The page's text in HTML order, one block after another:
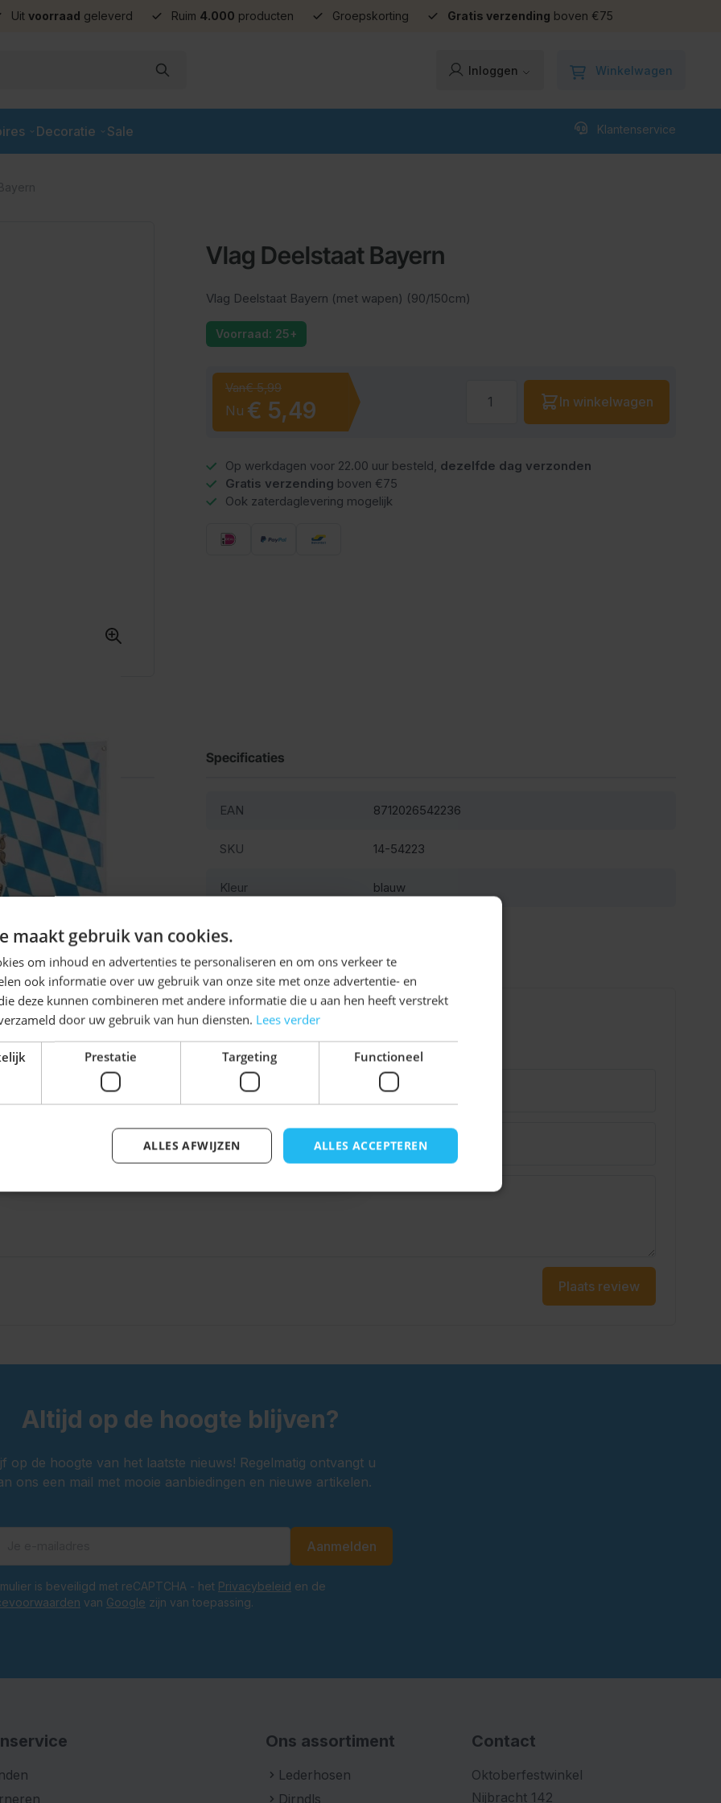
Uit voorraad geleverd Ruim 4.000 producten Groepskorting Gratis verzending boven €75
Inloggen Winkelwagen
Decoratie Sale Klantenservice
Vlag Deelstaat Bayern
Vlag Deelstaat Bayern (met wapen) (90/150cm)
Voorraad: 25+
Van€ 5,99
Nu € 5,49
In winkelwagen
Op werkdagen voor 22.00 uur besteld, dezelfde dag verzonden
Gratis verzending boven €75
Ook zaterdaglevering mogelijk
Specificaties
EAN 8712026542236
SKU 14-54223
Kleur blauw
Plaats review
Altijd op de hoogte blijven?
op de hoogte van het laatste nieuws! Regelmatig ontvangt u
ons een mail met mooie aanbiedingen en nieuwe artikelen.
Aanmelden
is beveiligd met reCAPTCHA - het Privacybeleid en de
van Google zijn van toepassing.
Ons assortiment
Lederhosen
Dirndls
Contact
Oktoberfestwinkel
Nijbracht 142
maakt gebruik van cookies.
om inhoud en advertenties te personaliseren en om ons verkeer te
ook informatie over uw gebruik van onze site met onze advertentie- en
deze kunnen combineren met andere informatie die u aan hen heeft verstrekt
door uw gebruik van hun diensten. Lees verder
Prestatie Targeting Functioneel
ALLES ACCEPTEREN
ALLES AFWIJZEN
Ontvang5%
KORTING!
Schrijf je nu in voor de nieuwsbrief en ontvang toegang
tot exclusieve kortingen!
Voor- en achternaam
Inschrijven